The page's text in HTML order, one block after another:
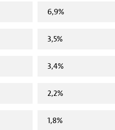
6,9%
3,5%
3,4%
2,2%
1,8%